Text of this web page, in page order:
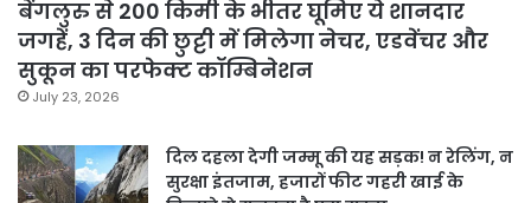
बेंगलुरु से 200 किमी के भीतर घूमिए ये शानदार
जगहें, 3 दिन की छुट्टी में मिलेगा नेचर, एडवेंचर और
सुकून का परफेक्ट कॉम्बिनेशन
July 23, 2026
दिल दहला देगी जम्मू की यह सड़क! न रेलिंग, न
सुरक्षा इंतजाम, हजारों फीट गहरी खाई के